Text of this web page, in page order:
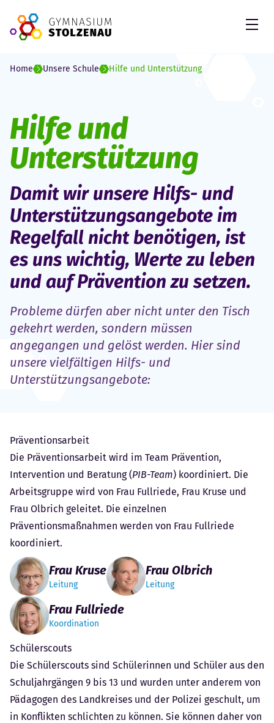
Home Unsere Schule Hilfe und Unterstützung
Hilfe und
Unterstützung
Damit wir unsere Hilfs- und
Unterstützungsangebote im
Regelfall nicht benötigen, ist
es uns wichtig, Werte zu leben
und auf Prävention zu setzen.
Probleme dürfen aber nicht unter den Tisch
gekehrt werden, sondern müssen
angegangen und gelöst werden. Hier sind
unsere vielfältigen Hilfs- und
Unterstützungsangebote:
Präventionsarbeit
Die Präventionsarbeit wird im Team Prävention,
Intervention und Beratung (PIB-Team) koordiniert. Die
Arbeitsgruppe wird von Frau Fullriede, Frau Kruse und
Frau Olbrich geleitet. Die einzelnen
Präventionsmaßnahmen werden von Frau Fullriede
koordiniert.
Frau Kruse
Leitung
Frau Olbrich
Leitung
Frau Fullriede
Koordination
Schülerscouts
Die Schülerscouts sind Schülerinnen und Schüler aus den
Schuljahrgängen 9 bis 13 und wurden unter anderem von
Pädagogen des Landkreises und der Polizei geschult, um
in Konflikten schlichten zu können. Sie können daher von